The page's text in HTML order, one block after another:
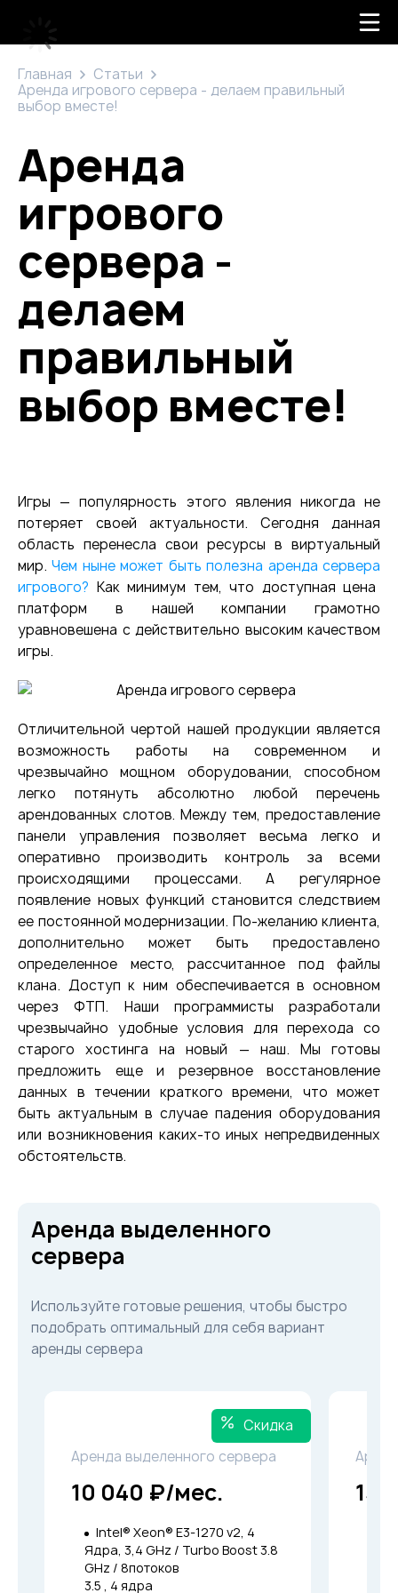
Главная
Статьи
Аренда игрового сервера - делаем правильный
выбор вместе!
Аренда
игрового
сервера -
делаем
правильный
выбор вместе!
Игры — популярность этого явления никогда не
потеряет своей актуальности. Сегодня данная
область перенесла свои ресурсы в виртуальный
мир.Чем ныне может быть полезна аренда сервера
игрового? Как минимум тем, что доступная цена
платформ в нашей компании грамотно
уравновешена с действительно высоким качеством
игры.
Отличительной чертой нашей продукции является
возможность работы на современном и
чрезвычайно мощном оборудовании, способном
легко потянуть абсолютно любой перечень
арендованных слотов. Между тем, предоставление
панели управления позволяет весьма легко и
оперативно производить контроль за всеми
происходящими процессами. А регулярное
появление новых функций становится следствием
ее постоянной модернизации. По-желанию клиента,
дополнительно может быть предоставлено
определенное место, рассчитанное под файлы
клана. Доступ к ним обеспечивается в основном
через ФТП. Наши программисты разработали
чрезвычайно удобные условия для перехода со
старого хостинга на новый — наш. Мы готовы
предложить еще и резервное восстановление
данных в течении краткого времени, что может
быть актуальным в случае падения оборудования
или возникновения каких-то иных непредвиденных
обстоятельств.
Аренда выделенного
сервера
Используйте готовые решения, чтобы быстро
подобрать оптимальный для себя вариант
аренды сервера
Скидка
Аренда выделенного сервера
10 040 ₽/мес.
Intel® Xeon® E3-1270 v2, 4
Ядра, 3,4 GHz / Turbo Boost 3.8
GHz / 8потоков
3.5 , 4 ядра
13